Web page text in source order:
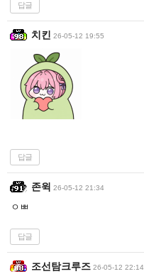
답글
치킨 26-05-12 19:55
답글
존윅 26-05-12 21:34
ㅇㅃ
답글
조선탐크루즈 26-05-12 22:14